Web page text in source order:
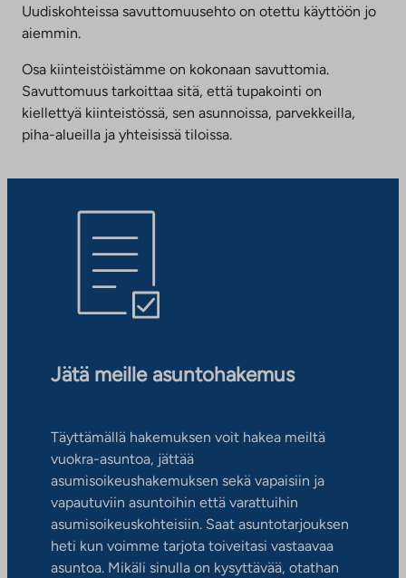
Uudiskohteissa savuttomuusehto on otettu käyttöön jo
aiemmin.
Osa kiinteistöistämme on kokonaan savuttomia.
Savuttomuus tarkoittaa sitä, että tupakointi on
kiellettyä kiinteistössä, sen asunnoissa, parvekkeilla,
piha-alueilla ja yhteisissä tiloissa.
Jätä meille asuntohakemus
Täyttämällä hakemuksen voit hakea meiltä
vuokra-asuntoa, jättää
asumisoikeushakemuksen sekä vapaisiin ja
vapautuviin asuntoihin että varattuihin
asumisoikeuskohteisiin. Saat asuntotarjouksen
heti kun voimme tarjota toiveitasi vastaavaa
asuntoa. Mikäli sinulla on kysyttävää, otathan